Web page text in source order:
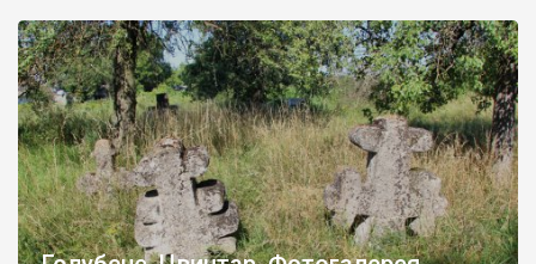
бруньками, кози ті бруньки обгризають, бо то улюблений
делікатес. На цвинтарі у Голубечому ціла колекція
різноманітних форм хрестів. Село відносно невелике, […]